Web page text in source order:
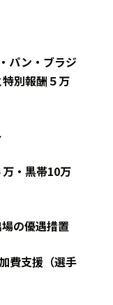
パン・ブラジ
別報酬５万
・黒帯10万
の優遇措置
費支援（選手